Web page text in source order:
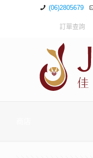
(06)2805679
訂單查詢